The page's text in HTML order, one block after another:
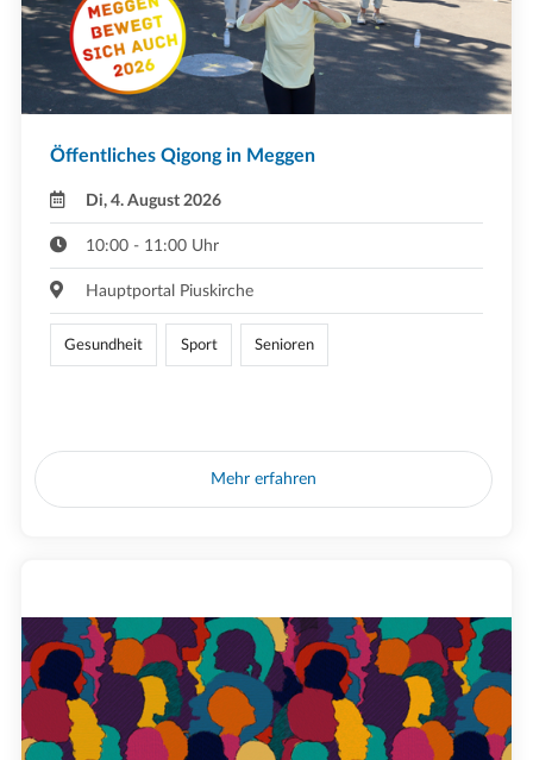
Öffentliches Qigong in Meggen
Di, 4. August 2026
10:00 - 11:00 Uhr
Hauptportal Piuskirche
Gesundheit Sport Senioren
Mehr erfahren